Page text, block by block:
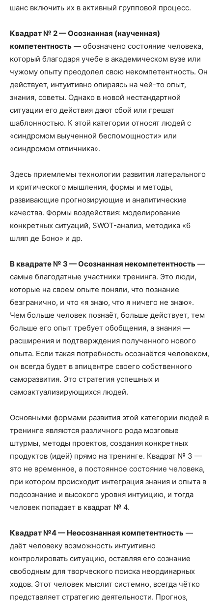
шанс включить их в активный групповой процесс.
Квадрат № 2 — Осознанная (наученная)
компетентность — обозначено состояние человека,
который благодаря учебе в академическом вузе или
чужому опыту преодолел свою некомпетентность. Он
действует, интуитивно опираясь на чей-то опыт,
знания, советы. Однако в новой нестандартной
ситуации его действия дают сбой или грешат
шаблонностью. К этой категории относят людей с
«синдромом выученной беспомощности» или
«синдромом отличника».
Здесь приемлемы технологии развития латерального
и критического мышления, формы и методы,
развивающие прогнозирующие и аналитические
качества. Формы воздействия: моделирование
конкретных ситуаций, SWOT-анализ, методика «6
шляп де Боно» и др.
В квадрате № 3 — Осознанная некомпетентность —
самые благодатные участники тренинга. Это люди,
которые на своем опыте поняли, что познание
безгранично, и что «я знаю, что я ничего не знаю».
Чем больше человек познаёт, больше действует, тем
больше его опыт требует обобщения, а знания —
расширения и подтверждения полученного нового
опыта. Если такая потребность осознаётся человеком,
он всегда будет в эпицентре своего собственного
саморазвития. Это стратегия успешных и
самоактуализирующихся людей.
Основными формами развития этой категории людей в
тренинге являются различного рода мозговые
штурмы, методы проектов, создания конкретных
продуктов (идей) прямо на тренинге. Квадрат № 3 —
это не временное, а постоянное состояние человека,
при котором происходит интеграция знания и опыта в
подсознание и высокого уровня интуицию, и тогда
человек попадает в квадрат № 4.
Квадрат №4 — Неосознанная компетентность —
даёт человеку возможность интуитивно
контролировать ситуацию, оставляя его сознание
свободным для творческого поиска неординарных
ходов. Этот человек мыслит системно, всегда чётко
представляет стратегию деятельности. Прогноз,